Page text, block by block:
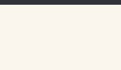
CENTRE NATIONAL DU LIVRE